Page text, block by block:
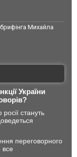
Михайла
України
стануть
переговорного
все